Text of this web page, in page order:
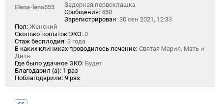
Elena-lena555
Задорная первоклашка
Сообщения: 450
Зарегистрирован: 30 сен 2021, 12:33
Пол: Женский
Сколько попыток ЭКО: 0
Стаж бесплодия: 3 года
В каких клиниках проводилось лечение: Святая Мария, Мать и
Дитя
Где было удачное ЭКО: Будет
Благодарил (а): 1 раз
Поблагодарили: 9 раз